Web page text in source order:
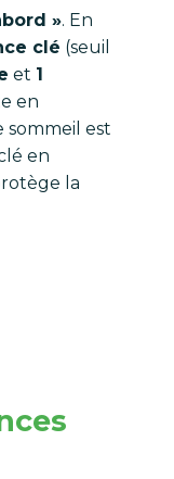
». En
clé (seuil
et 1
en
sommeil est
en
la